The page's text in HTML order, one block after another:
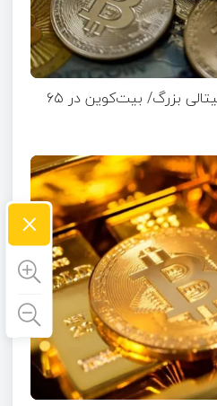
تغییرات قیمتی ۱۰ ارز دیجیتالی بزرگ/ بیت‌کوین در ۶۵
×